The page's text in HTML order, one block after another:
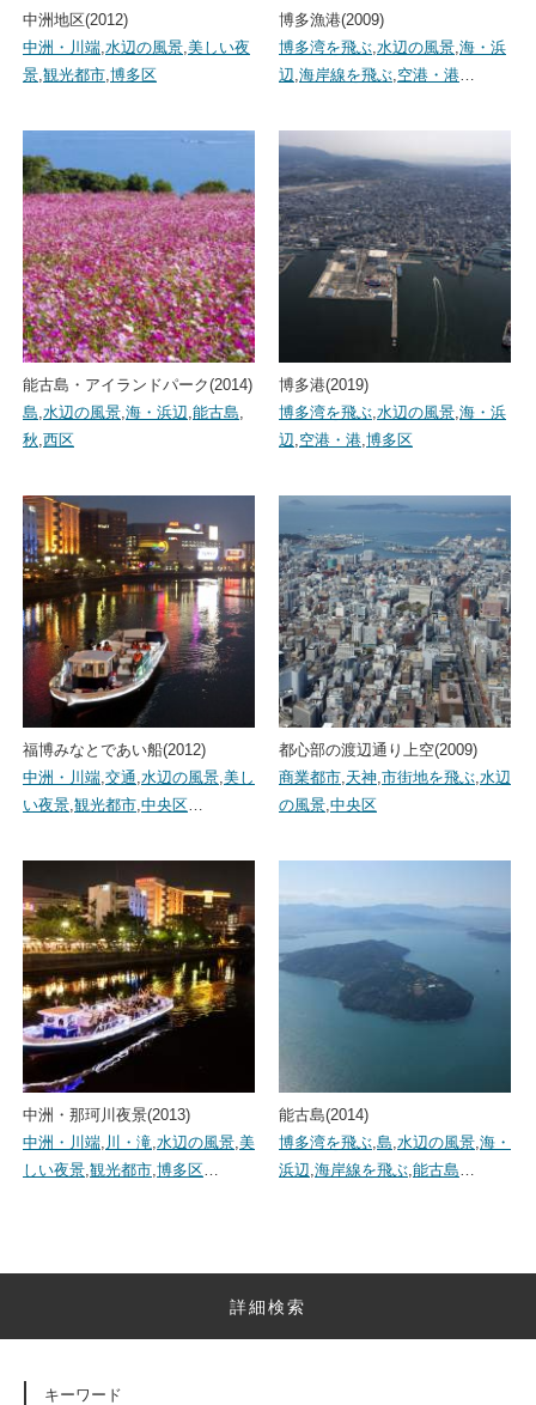
中洲地区(2012)
中洲・川端,水辺の風景,美しい夜
景,観光都市,博多区
博多漁港(2009)
博多湾を飛ぶ,水辺の風景,海・浜
辺,海岸線を飛ぶ,空港・港…
能古島・アイランドパーク(2014)
島,水辺の風景,海・浜辺,能古島,
秋,西区
博多港(2019)
博多湾を飛ぶ,水辺の風景,海・浜
辺,空港・港,博多区
福博みなとであい船(2012)
中洲・川端,交通,水辺の風景,美し
い夜景,観光都市,中央区…
都心部の渡辺通り上空(2009)
商業都市,天神,市街地を飛ぶ,水辺
の風景,中央区
中洲・那珂川夜景(2013)
中洲・川端, 川・滝,水辺の風景,美
しい夜景,観光都市,博多区…
能古島(2014)
博多湾を飛ぶ,島,水辺の風景,海・
浜辺,海岸線を飛ぶ,能古島…
詳細検索
キーワード